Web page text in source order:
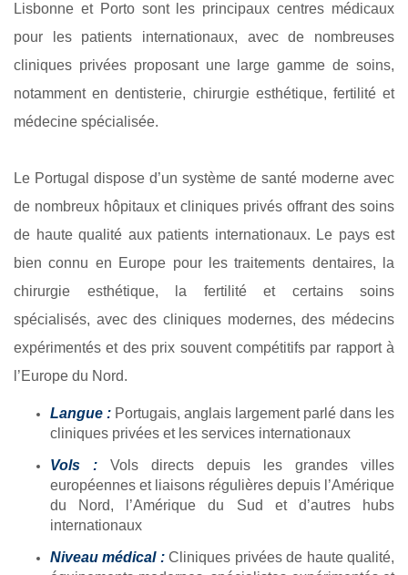
Lisbonne et Porto sont les principaux centres médicaux
pour les patients internationaux, avec de nombreuses
cliniques privées proposant une large gamme de soins,
notamment en dentisterie, chirurgie esthétique, fertilité et
médecine spécialisée.
Le Portugal dispose d’un système de santé moderne avec
de nombreux hôpitaux et cliniques privés offrant des soins
de haute qualité aux patients internationaux. Le pays est
bien connu en Europe pour les traitements dentaires, la
chirurgie esthétique, la fertilité et certains soins
spécialisés, avec des cliniques modernes, des médecins
expérimentés et des prix souvent compétitifs par rapport à
l’Europe du Nord.
Langue : Portugais, anglais largement parlé dans les
cliniques privées et les services internationaux
Vols : Vols directs depuis les grandes villes
européennes et liaisons régulières depuis l’Amérique
du Nord, l’Amérique du Sud et d’autres hubs
internationaux
Niveau médical :Cliniques privées de haute qualité,